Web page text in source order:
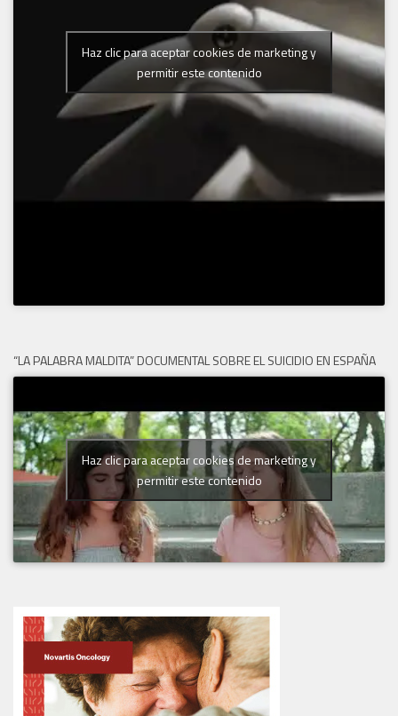
Haz clic para aceptar cookies de marketing y
permitir este contenido
“LA PALABRA MALDITA” DOCUMENTAL SOBRE EL SUICIDIO EN ESPAÑA
Haz clic para aceptar cookies de marketing y
permitir este contenido